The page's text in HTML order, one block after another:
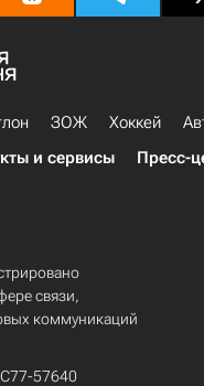
ЗОЖ Хоккей
и сервисы Пресс-
связи,
коммуникаций
57640